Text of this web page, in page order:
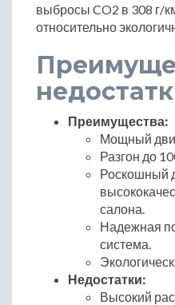
выбросы CO2 в 308 г/
относительно
Преимущества:
Мощный
Разгон до
Роскошный
салона.
Надежная
система.
Недостатки:
Высокий